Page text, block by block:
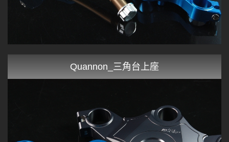
Quannon_三角台上座